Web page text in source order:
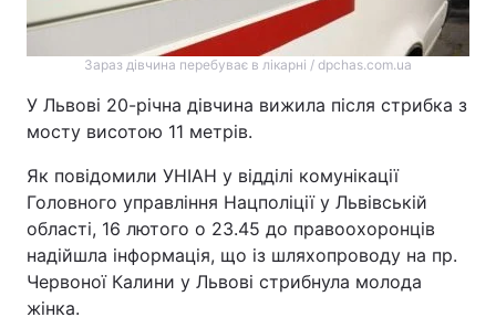
Зараз дівчина перебуває в лікарні / dpchas.com.ua
У Львові 20-річна дівчина вижила після стрибка з
мосту висотою 11 метрів.
Як повідомили УНІАН у відділі комунікації
Головного управління Нацполіції у Львівській
області, 16 лютого о 23.45 до правоохоронців
надійшла інформація, що із шляхопроводу на пр.
Червоної Калини у Львові стрибнула молода
жінка.